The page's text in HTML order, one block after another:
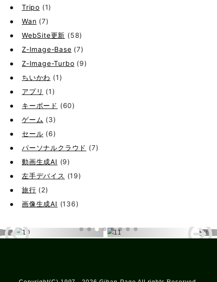
Tripo (1)
Wan (7)
WebSite更新 (58)
Z-Image-Base (7)
Z-Image-Turbo (9)
ちいかわ (1)
アプリ (1)
キーボード (60)
ゲーム (3)
セール (6)
パーソナルクラウド (7)
動画生成AI (9)
左手デバイス (19)
旅行 (2)
画像生成AI (136)